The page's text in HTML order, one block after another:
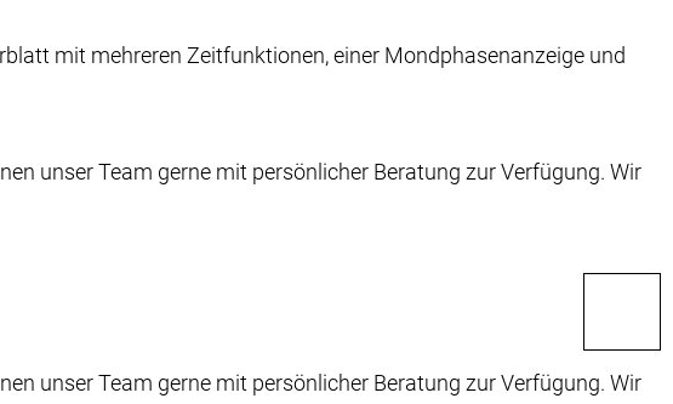
unser Team gerne mit persönlicher Beratung zur Verfügung. Wir
unser Team gerne mit persönlicher Beratung zur Verfügung. Wir